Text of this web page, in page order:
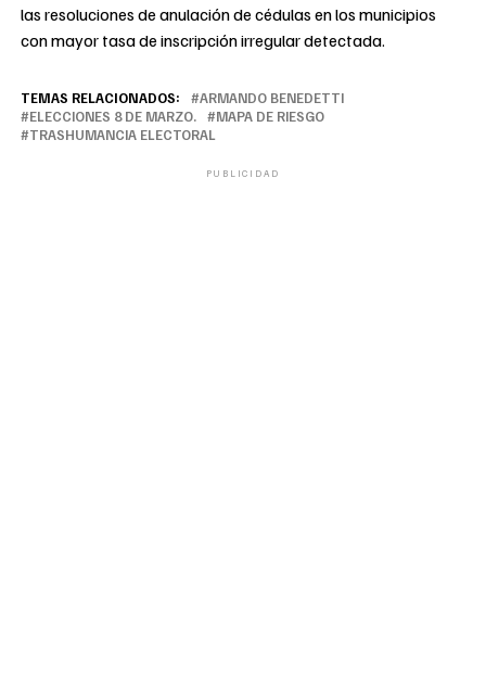
las resoluciones de anulación de cédulas en los municipios
con mayor tasa de inscripción irregular detectada.
TEMAS RELACIONADOS:
ARMANDO BENEDETTI
ELECCIONES 8 DE MARZO.
MAPA DE RIESGO
TRASHUMANCIA ELECTORAL
PUBLICIDAD